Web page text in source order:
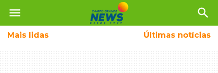
menu search
Mais lidas Últimas notícias